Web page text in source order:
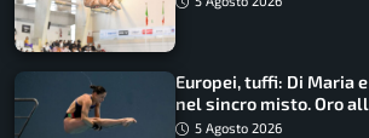
Europei, tuffi: Di Maria
nel sincro misto. Oro
5 Agosto 2026